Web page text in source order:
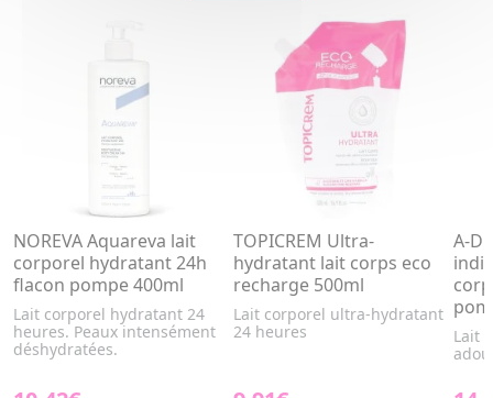
NOREVA Aquareva lait
corporel hydratant 24h
flacon pompe 400ml
Lait corporel hydratant 24
heures. Peaux intensément
déshydratées.
TOPICREM Ultra-
hydratant lait corps eco
recharge 500ml
Lait corporel ultra-hydratant
24 heures
A-
Lait